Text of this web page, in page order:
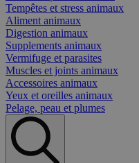
Tempêtes et stress animaux
Aliment animaux
Digestion animaux
Supplements animaux
Vermifuge et parasites
Muscles et joints animaux
Accessoires animaux
Yeux et oreilles animaux
Pelage, peau et plumes